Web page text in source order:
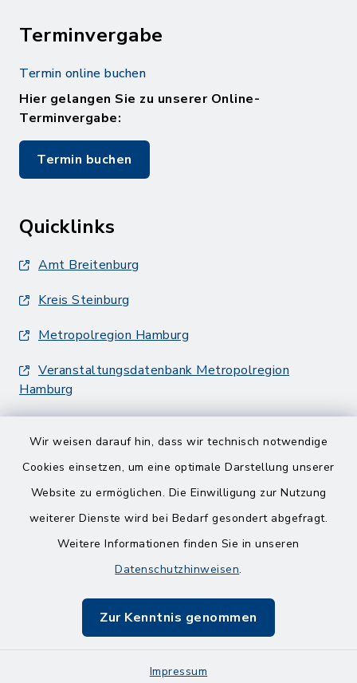
Wir weisen darauf hin, dass wir technisch notwendige
Cookies einsetzen, um eine optimale Darstellung unserer
Website zu ermöglichen. Die Einwilligung zur Nutzung
weiterer Dienste wird bei Bedarf gesondert abgefragt.
Weitere Informationen finden Sie in unseren
Datenschutzhinweisen.
Zur Kenntnis genommen
Impressum
Terminvergabe
Termin online buchen
Hier gelangen Sie zu unserer Online-
Terminvergabe:
Termin buchen
Quicklinks
Amt Breitenburg
Kreis Steinburg
Metropolregion Hamburg
Veranstaltungsdatenbank Metropolregion
Hamburg
Barrierefreiheit
Impressum
Sitemap